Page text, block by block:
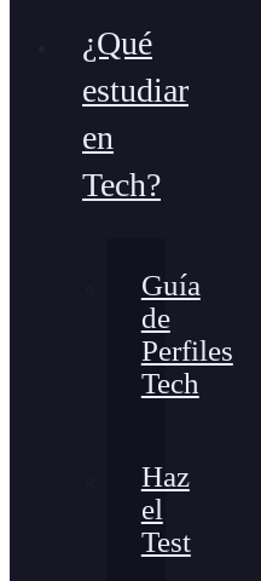
¿Qué
estudiar
en
Tech?
Guía
de
Perfiles
Tech
Haz
el
Test